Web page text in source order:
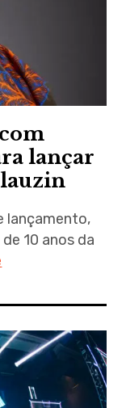
lançar
lançamento,
10 anos da